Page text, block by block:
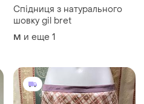
Спідниця з натурального
шовку gil bret
M и еще 1